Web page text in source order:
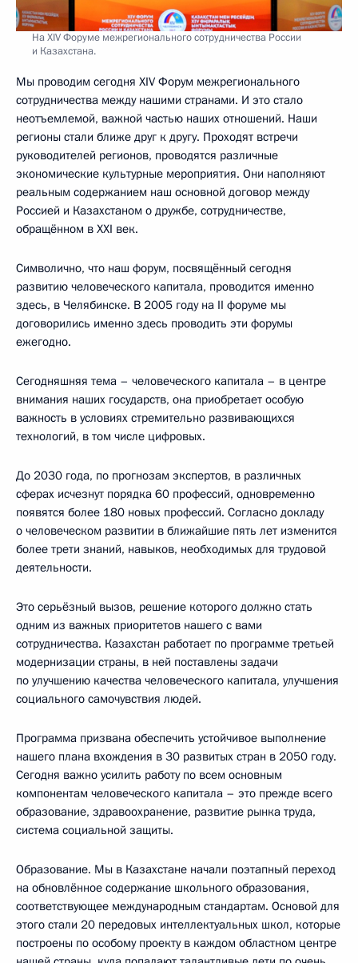
На XIV Форуме межрегионального сотрудничества России
и Казахстана.
Мы проводим сегодня XIV Форум межрегионального
сотрудничества между нашими странами. И это стало
неотъемлемой, важной частью наших отношений. Наши
регионы стали ближе друг к другу. Проходят встречи
руководителей регионов, проводятся различные
экономические культурные мероприятия. Они наполняют
реальным содержанием наш основной договор между
Россией и Казахстаном о дружбе, сотрудничестве,
обращённом в XXI век.
Символично, что наш форум, посвящённый сегодня
развитию человеческого капитала, проводится именно
здесь, в Челябинске. В 2005 году на II форуме мы
договорились именно здесь проводить эти форумы
ежегодно.
Сегодняшняя тема – человеческого капитала – в центре
внимания наших государств, она приобретает особую
важность в условиях стремительно развивающихся
технологий, в том числе цифровых.
До 2030 года, по прогнозам экспертов, в различных
сферах исчезнут порядка 60 профессий, одновременно
появятся более 180 новых профессий. Согласно докладу
о человеческом развитии в ближайшие пять лет изменится
более трети знаний, навыков, необходимых для трудовой
деятельности.
Это серьёзный вызов, решение которого должно стать
одним из важных приоритетов нашего с вами
сотрудничества. Казахстан работает по программе третьей
модернизации страны, в ней поставлены задачи
по улучшению качества человеческого капитала, улучшения
социального самочувствия людей.
Программа призвана обеспечить устойчивое выполнение
нашего плана вхождения в 30 развитых стран в 2050 году.
Сегодня важно усилить работу по всем основным
компонентам человеческого капитала – это прежде всего
образование, здравоохранение, развитие рынка труда,
система социальной защиты.
Образование. Мы в Казахстане начали поэтапный переход
на обновлённое содержание школьного образования,
соответствующее международным стандартам. Основой для
этого стали 20 передовых интеллектуальных школ, которые
построены по особому проекту в каждом областном центре